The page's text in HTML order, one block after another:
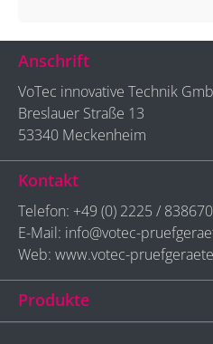
Anschrift
VoTec innovative Technik
Breslauer Straße 13
53340 Meckenheim
Kontakt
Telefon: +49 (0) 2225 /
E-Mail: info@votec-
Web: www.votec-
Produkte